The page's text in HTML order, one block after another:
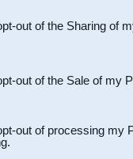
Participants
out of the Sharing of
out of the Sale of my
out of processing my